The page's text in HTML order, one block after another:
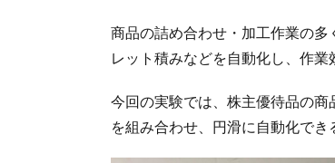
商品の詰め合わせ・加工作業の
レット積みなどを自動化し、作業
今回の実験では、株主優待品の
を組み合わせ、円滑に自動化でき